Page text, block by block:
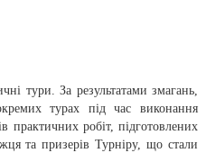
тури. За результатами змагань,
турах під час виконання
практичних робіт, підготовлених
та призерів Турніру, що стали